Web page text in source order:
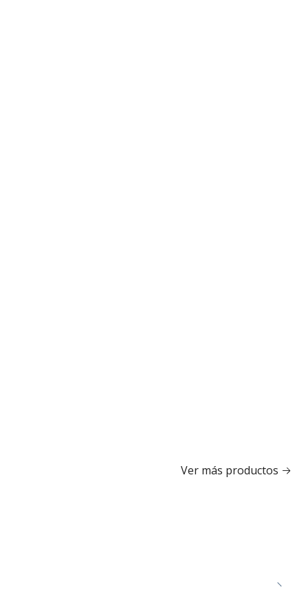
Ver más productos